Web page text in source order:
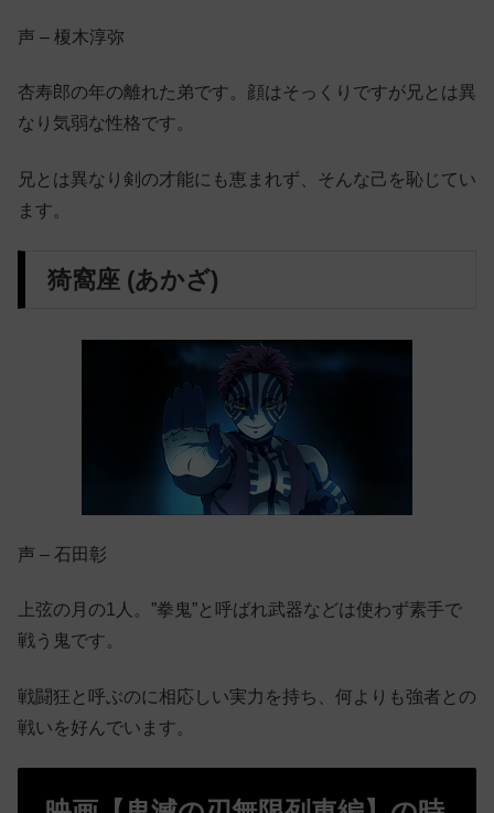
声 – 榎木淳弥
杏寿郎の年の離れた弟です。顔はそっくりですが兄とは異
なり気弱な性格です。
兄とは異なり剣の才能にも恵まれず、そんな己を恥じてい
ます。
猗窩座 (あかざ)
声 – 石田彰
上弦の月の1人。”拳鬼”と呼ばれ武器などは使わず素手で
戦う鬼です。
戦闘狂と呼ぶのに相応しい実力を持ち、何よりも強者との
戦いを好んでいます。